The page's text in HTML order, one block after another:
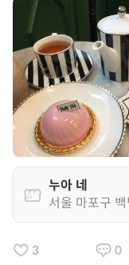
누아 네
서울 마포구
3 0